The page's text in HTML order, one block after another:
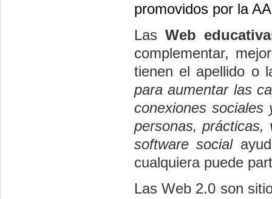
promovidos por la
Las Web
complementar,
tienen el apellido o
para aumentar las
conexiones
personas, prácticas,
software social
cualquiera puede
Las Web 2.0 son